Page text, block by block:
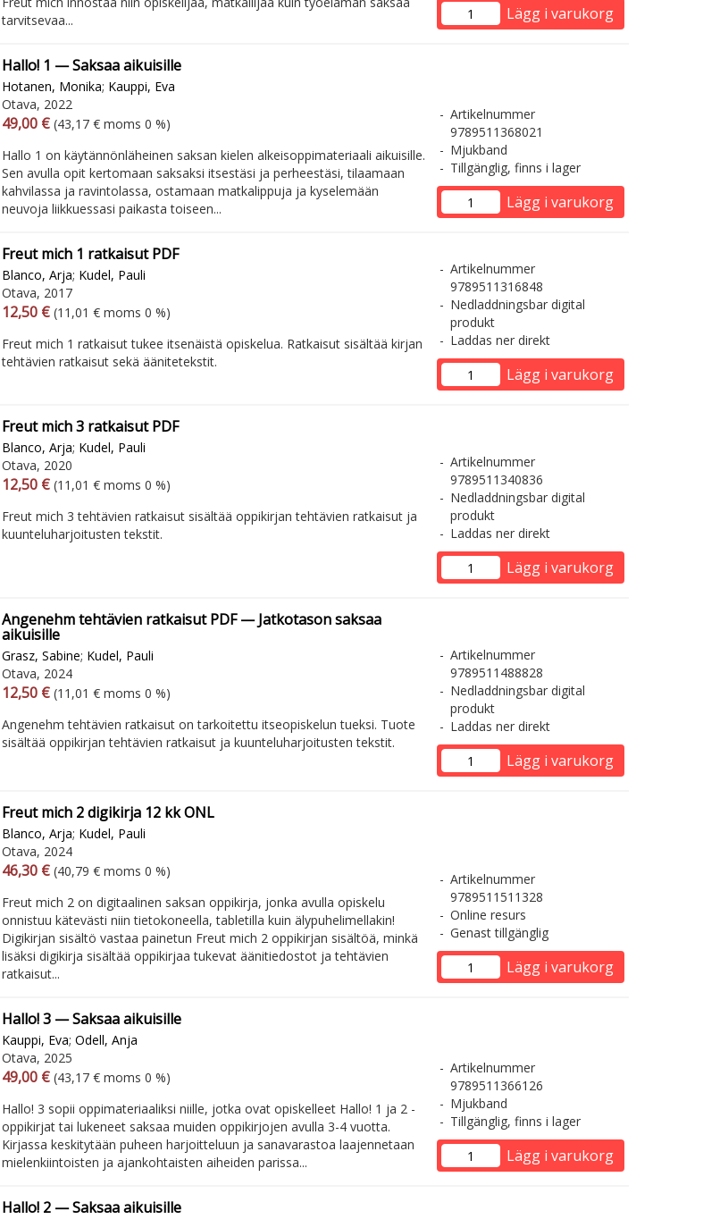
tarvitsevaa...
Lägg i varukorg
Hallo! 1 — Saksaa aikuisille
Hotanen, Monika; Kauppi, Eva
Otava, 2022
Arvonlisäverollinen hinta
49,00 € Arvonlisäveroton hinta
(43,17 € moms 0 %)
Hallo 1 on käytännönläheinen saksan kielen alkeisoppimateriaali aikuisille.
Sen avulla opit kertomaan saksaksi itsestäsi ja perheestäsi, tilaamaan
kahvilassa ja ravintolassa, ostamaan matkalippuja ja kyselemään
neuvoja liikkuessasi paikasta toiseen...
Artikelnummer
9789511368021
Mjukband
Tillgänglig, finns i lager
Lägg i varukorg
Freut mich 1 ratkaisut PDF
Blanco, Arja; Kudel, Pauli
Otava, 2017
Arvonlisäverollinen hinta
12,50 € Arvonlisäveroton hinta
(11,01 € moms 0 %)
Freut mich 1 ratkaisut tukee itsenäistä opiskelua. Ratkaisut sisältää kirjan
tehtävien ratkaisut sekä äänitetekstit.
Artikelnummer
9789511316848
Nedladdningsbar digital
produkt
Laddas ner direkt
Lägg i varukorg
Freut mich 3 ratkaisut PDF
Blanco, Arja; Kudel, Pauli
Otava, 2020
Arvonlisäverollinen hinta
12,50 € Arvonlisäveroton hinta
(11,01 € moms 0 %)
Freut mich 3 tehtävien ratkaisut sisältää oppikirjan tehtävien ratkaisut ja
kuunteluharjoitusten tekstit.
Artikelnummer
9789511340836
Nedladdningsbar digital
produkt
Laddas ner direkt
Lägg i varukorg
Angenehm tehtävien ratkaisut PDF — Jatkotason saksaa
aikuisille
Grasz, Sabine; Kudel, Pauli
Otava, 2024
Arvonlisäverollinen hinta
12,50 € Arvonlisäveroton hinta
(11,01 € moms 0 %)
Angenehm tehtävien ratkaisut on tarkoitettu itseopiskelun tueksi. Tuote
sisältää oppikirjan tehtävien ratkaisut ja kuunteluharjoitusten tekstit.
Artikelnummer
9789511488828
Nedladdningsbar digital
produkt
Laddas ner direkt
Lägg i varukorg
Freut mich 2 digikirja 12 kk ONL
Blanco, Arja; Kudel, Pauli
Otava, 2024
Arvonlisäverollinen hinta
46,30 € Arvonlisäveroton hinta
(40,79 € moms 0 %)
Freut mich 2 on digitaalinen saksan oppikirja, jonka avulla opiskelu
onnistuu kätevästi niin tietokoneella, tabletilla kuin älypuhelimellakin!
Digikirjan sisältö vastaa painetun Freut mich 2 oppikirjan sisältöä, minkä
lisäksi digikirja sisältää oppikirjaa tukevat äänitiedostot ja tehtävien
ratkaisut...
Artikelnummer
9789511511328
Online resurs
Genast tillgänglig
Lägg i varukorg
Hallo! 3 — Saksaa aikuisille
Kauppi, Eva; Odell, Anja
Otava, 2025
Arvonlisäverollinen hinta
49,00 € Arvonlisäveroton hinta
(43,17 € moms 0 %)
Hallo! 3 sopii oppimateriaaliksi niille, jotka ovat opiskelleet Hallo! 1 ja 2 -
oppikirjat tai lukeneet saksaa muiden oppikirjojen avulla 3-4 vuotta.
Kirjassa keskitytään puheen harjoitteluun ja sanavarastoa laajennetaan
mielenkiintoisten ja ajankohtaisten aiheiden parissa...
Artikelnummer
9789511366126
Mjukband
Tillgänglig, finns i lager
Lägg i varukorg
Hallo! 2 — Saksaa aikuisille